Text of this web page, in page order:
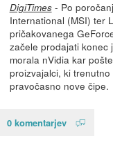
DigiTimes- Po
International (MSI) ter
pričakovanega
začele prodajati konec
morala nVidia kar
proizvajalci, ki
pravočasno nove čipe.
0 komentarjev